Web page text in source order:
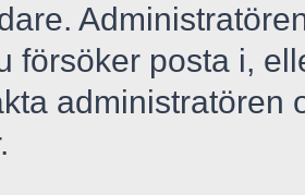
försöker posta i,
administratören